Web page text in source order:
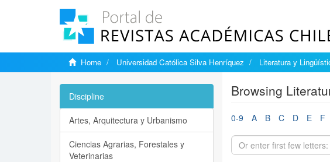
Home Universidad Católica Silva Henríquez Literatura y
Browsing
0-9 A B C D E F
Discipline
Artes, Arquitectura y Urbanismo
Ciencias Agrarias, Forestales y
Veterinarias